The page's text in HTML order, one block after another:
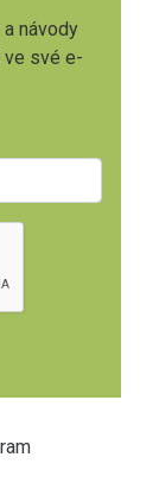
návody
ve své e-